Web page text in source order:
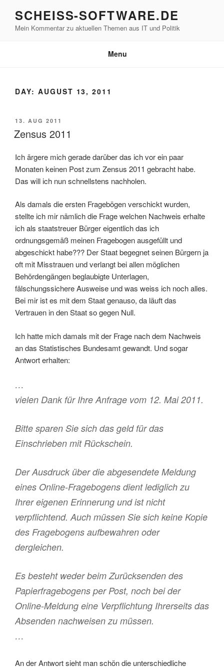
content
SCHEISS-SOFTWARE.DE
Mein Kommentar zu aktuellen Themen aus IT und Politik
Menu
DAY: AUGUST 13, 2011
POSTED
ON
13. AUG 2011
Zensus 2011
Ich ärgere mich gerade darüber das ich vor ein paar
Monaten keinen Post zum Zensus 2011 gebracht habe.
Das will ich nun schnellstens nachholen.
Als damals die ersten Fragebögen verschickt wurden,
stellte ich mir nämlich die Frage welchen Nachweis erhalte
ich als staatstreuer Bürger eigentlich das ich
ordnungsgemäß meinen Fragebogen ausgefüllt und
abgeschickt habe??? Der Staat begegnet seinen Bürgern ja
oft mit Misstrauen und verlangt bei allen möglichen
Behördengängen beglaubigte Unterlagen,
fälschungssichere Ausweise und was weiss ich noch alles.
Bei mir ist es mit dem Staat genauso, da läuft das
Vertrauen in den Staat so gegen Null.
Ich hatte mich damals mit der Frage nach dem Nachweis
an das Statistisches Bundesamt gewandt. Und sogar
Antwort erhalten:
…
vielen Dank für Ihre Anfrage vom 12. Mai 2011.
Bitte sparen Sie sich das geld für das
Einschrieben mit Rückschein.
Der Ausdruck über die abgesendete Meldung
eines Online-Fragebogens dient lediglich zu
Ihrer eigenen Erinnerung und ist nicht
verpflichtend. Auch müssen Sie sich keine Kopie
des Fragebogens aufbewahren oder
dergleichen.
Es besteht weder beim Zurücksenden des
Papierfragebogens per Post, noch bei der
Online-Meldung eine Verpflichtung Ihrerseits das
Absenden nachweisen zu müssen.
…
An der Antwort sieht man schön die unterschiedliche